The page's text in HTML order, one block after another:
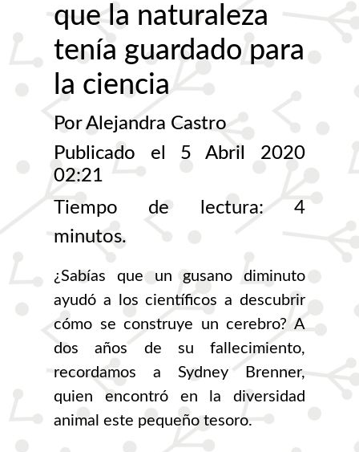
que la naturaleza
tenía guardado para
la ciencia
Por Alejandra Castro
Publicado el 5 Abril 2020
02:21
Tiempo de lectura: 4
minutos.
¿Sabías que un gusano diminuto
ayudó a los científicos a descubrir
cómo se construye un cerebro? A
dos años de su fallecimiento,
recordamos a Sydney Brenner,
quien encontró en la diversidad
animal este pequeño tesoro.